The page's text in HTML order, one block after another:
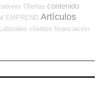
Ofertas contenido
EMPREND Artículos
clientes financiación